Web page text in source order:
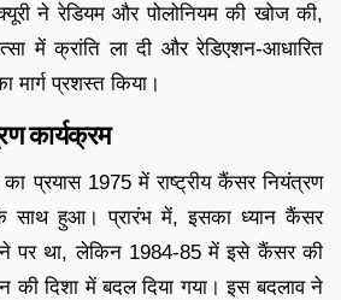
ने रेडियम और पोलोनियम की खोज की,
में क्रांति ला दी और रेडिएशन-आधारित
प्रशस्त किया।
कार्यक्रम
प्रयास 1975 में राष्ट्रीय कैंसर नियंत्रण
साथ हुआ। प्रारंभ में, इसका ध्यान कैंसर
पर था, लेकिन 1984-85 में इसे कैंसर की
की दिशा में बदल दिया गया। इस बदलाव ने